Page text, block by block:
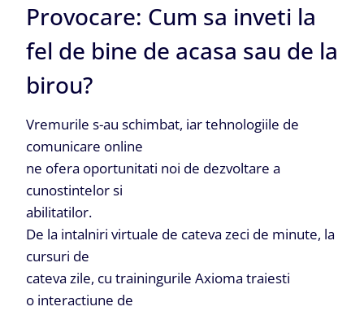
Provocare: Cum sa inveti la
fel de bine de acasa sau de la
birou?
Vremurile s-au schimbat, iar tehnologiile de
comunicare online
ne ofera oportunitati noi de dezvoltare a
cunostintelor si
abilitatilor.
De la intalniri virtuale de cateva zeci de minute, la
cursuri de
cateva zile, cu trainingurile Axioma traiesti
o interactiune de